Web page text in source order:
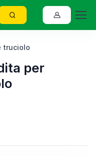
truciolo
per